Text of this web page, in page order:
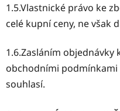
1.5.Vlastnické právo ke
celé kupní ceny, ne však
1.6.Zasláním objednávky
obchodními podmínkami
souhlasí.